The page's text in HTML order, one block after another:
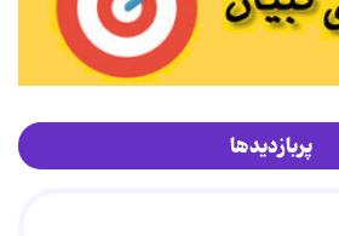
پربازدیدها